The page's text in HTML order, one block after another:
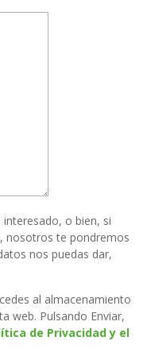
o bien, si
nosotros te pondremos
nos puedas dar,
al almacenamiento
web. Pulsando Enviar,
de Privacidad y el